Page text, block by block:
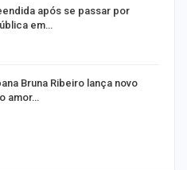
após se passar por
em…
Bruna Ribeiro lança novo
amor…